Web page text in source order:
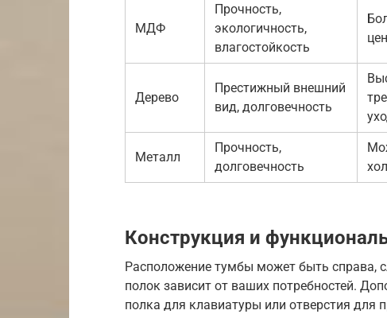
МДФ
Прочность,
экологичность,
влагостойкость
Дерево
Престижный внешний
вид, долговечность
Металл
Прочность,
долговечность
Конструкция и
Расположение тумбы может быть справа,
полок зависит от ваших потребностей.
полка для клавиатуры или отверстия для